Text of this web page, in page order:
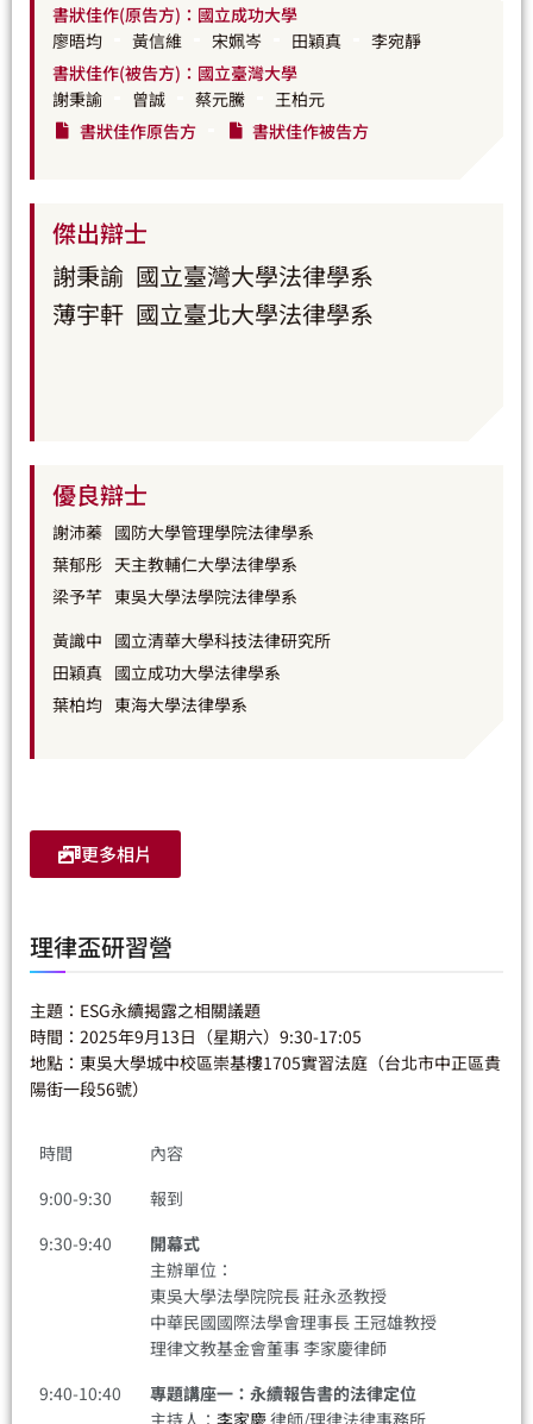
書狀佳作(原告方)：國立成功大學
廖晤均
黃信維 宋姵岑 田穎真
李宛靜
書狀佳作(被告方)：國立臺灣大學
謝秉諭
曾誠 蔡元騰
王柏元
書狀佳作原告方
書狀佳作被告方
傑出辯士
謝秉諭 國立臺灣大學法律學系
薄宇軒 國立臺北大學法律學系
謝沛蓁 國防大學管理學院法律學系
葉郁彤 天主教輔仁大學法律學系
梁予芊 東吳大學法學院法律學系
黃識中 國立清華大學科技法律研究所
田穎真 國立成功大學法律學系
葉柏均 東海大學法律學系
優良辯士
更多相片
理律盃研習營
主題：ESG永續揭露之相關議題
時間：2025年9月13日（星期六）9:30-17:05
地點：東吳大學城中校區崇基樓1705實習法庭（台北市中正區貴
陽街一段56號）
時間
內容
9:00-9:30
報到
9:30-9:40
開幕式
主辦單位：
東吳大學法學院院長 莊永丞教授
中華民國國際法學會理事長 王冠雄教授
理律文教基金會董事 李家慶律師
9:40-10:40
專題講座一：永續報告書的法律定位
主持人： 李家慶律師/理律法律事務所